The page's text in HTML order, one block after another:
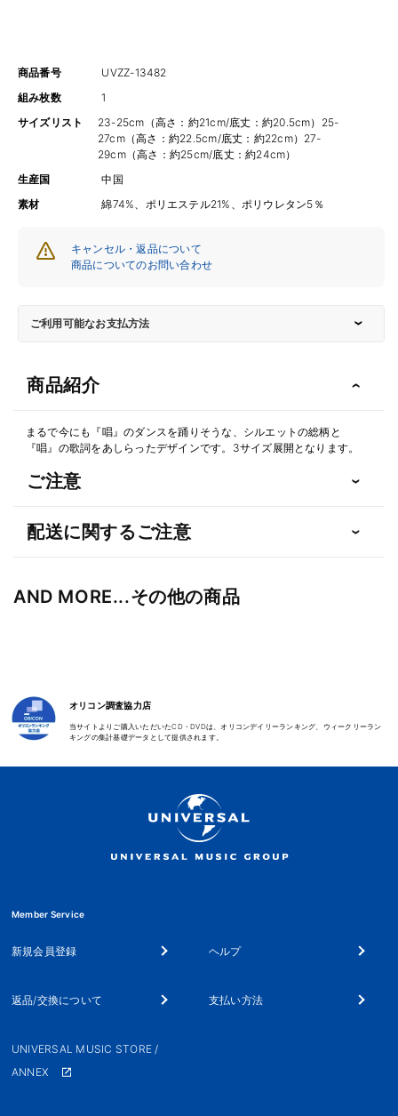
商品番号
UVZZ-13482
組み枚数
1
サイズリスト
23-25cm（高さ：約21cm/底丈：約20.5cm）25-
27cm（高さ：約22.5cm/底丈：約22cm）27-
29cm（高さ：約25cm/底丈：約24cm）
生産国
中国
素材
綿74%、ポリエステル21%、ポリウレタン5％
キャンセル・返品について
商品についてのお問い合わせ
ご利用可能なお支払方法
商品紹介
まるで今にも『唱』のダンスを踊りそうな、シルエットの総柄と
『唱』の歌詞をあしらったデザインです。3サイズ展開となります。
ご注意
配送に関するご注意
AND MORE...その他の商品
オリコン調査協力店
当サイトよりご購入いただいたCD・DVDは、オリコンデイリーランキング、ウィークリーラン
キングの集計基礎データとして提供されます。
Member Service
新規会員登録 ヘルプ
返品/交換について 支払い方法
UNIVERSAL MUSIC STORE /
ANNEX